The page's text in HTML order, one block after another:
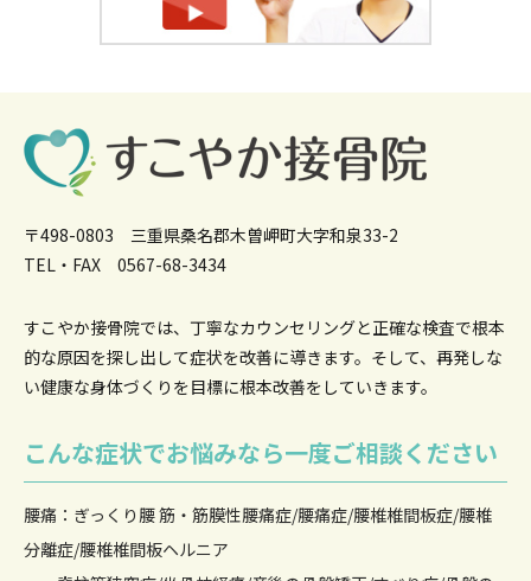
〒498-0803 三重県桑名郡木曽岬町大字和泉33-2
TEL・FAX 0567-68-3434
すこやか接骨院では、丁寧なカウンセリングと正確な検査で根本
的な原因を探し出して症状を改善に導きます。そして、再発しな
い健康な身体づくりを目標に根本改善をしていきます。
こんな症状でお悩みなら一度ご相談ください
腰痛：ぎっくり腰 筋・筋膜性腰痛症/腰痛症/腰椎椎間板症/腰椎
分離症/腰椎椎間板ヘルニア